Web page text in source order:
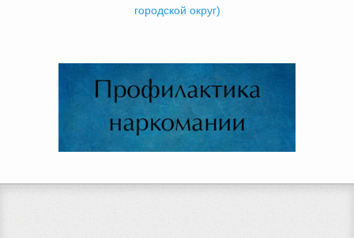
городской округ)